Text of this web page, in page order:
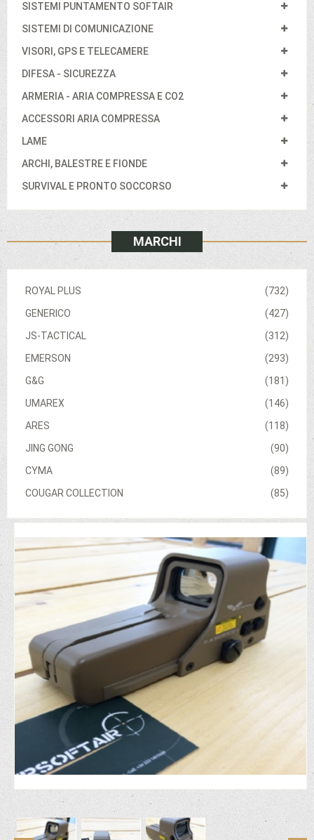
SISTEMI PUNTAMENTO SOFTAIR
SISTEMI DI COMUNICAZIONE
VISORI, GPS E TELECAMERE
DIFESA - SICUREZZA
ARMERIA - ARIA COMPRESSA E CO2
ACCESSORI ARIA COMPRESSA
LAME
ARCHI, BALESTRE E FIONDE
SURVIVAL E PRONTO SOCCORSO
MARCHI
(732)
ROYAL PLUS
(427)
GENERICO
(312)
JS-TACTICAL
(293)
EMERSON
(181)
G&G
(146)
UMAREX
(118)
ARES
(90)
JING GONG
(89)
CYMA
(85)
COUGAR COLLECTION